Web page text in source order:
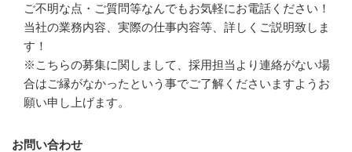
ご不明な点・ご質問等なんでもお気軽にお電話ください！
当社の業務内容、実際の仕事内容等、詳しくご説明致しま
す！
※こちらの募集に関しまして、採用担当より連絡がない場
合はご縁がなかったという事でご了解くださいますようお
願い申し上げます。
お問い合わせ